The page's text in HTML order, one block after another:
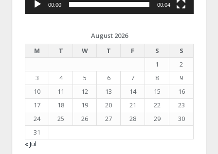
00:00 00:04
August 2026
M
T W T F S
S
1
2
3
4 5 6 7 8
9
10
11 12 13 14 15
16
17
18 19 20 21 22
23
24
25 26 27 28 29
30
31
« Jul